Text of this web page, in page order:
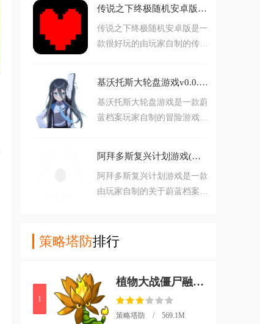
碧蓝档案中的角色形象，游戏
里的角色形象还是很贴合fnf
的画风的，让你在一款全新的
也可以让你认识不一样的碧蓝
传说之下终极随机安卓版v2.0 中文版
传说之下终极随机安卓版是一
款很好玩的由玩家自制的传说
是一样的，剧情的设定以及操
作都是一样的，但是之后就不
一样了，之后的怪物以及遇到
来了不一样的惊喜。
基沃托斯大轮盘游戏v0.0.2 最新版
基沃托斯大轮盘游戏是一款蔚
蓝档案玩家自制的冒险游戏，
用的是蔚蓝档案的Q版角色元
素，并且玩法也更加简单直
接，直接就是转盘，游戏比较
的游戏。
阿拜多斯复兴计划游戏(学院)v0.0.5 官方版
阿拜多斯复兴计划游戏是一款
由玩家自制的关于蔚蓝档案的
含有一点关于蔚蓝档案的剧
家会看到很多熟悉的畅快，如
果你喜欢玩蔚蓝档案，可以下
载体验一下这款游戏。
策略塔防排行
1
植物大战僵尸融合版3.8辅助菜单版(PlantsVsZombiesRH)v3.8 安卓版
策略塔防 / 569.1M